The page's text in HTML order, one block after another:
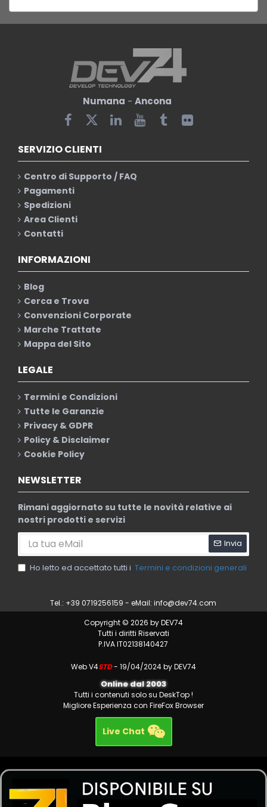
Numana - Ancona
SERVIZIO CLIENTI
Centro di Supporto / FAQ
Pagamenti
Spedizioni
Area Clienti
Contatti
INFORMAZIONI
Blog
Cerca e Trova
Convenzioni Corporate
Marche Trattate
Mappa del Sito
LEGALE
Termini e Condizioni
Tutte le Garanzie
Privacy & GDPR
Policy & Disclaimer
Cookie Policy
NEWSLETTER
Rimani aggiornato su tutte le novità relative ai
nostri prodotti e servizi
Invia
Ho letto ed accettato tutti i Termini e condizioni generali
Tel.: +39 0719256159 - eMail:info@dev74.com
Copyright © 2026 by DEV74
Tutti i diritti Riservati
P.IVA IT02138140427
Web V4STD- 19/04/2024 by DEV74
Online dal 2003
Tutti i contenuti solo su DeskTop !
Migliore Esperienza con FireFox Browser
Live Chat